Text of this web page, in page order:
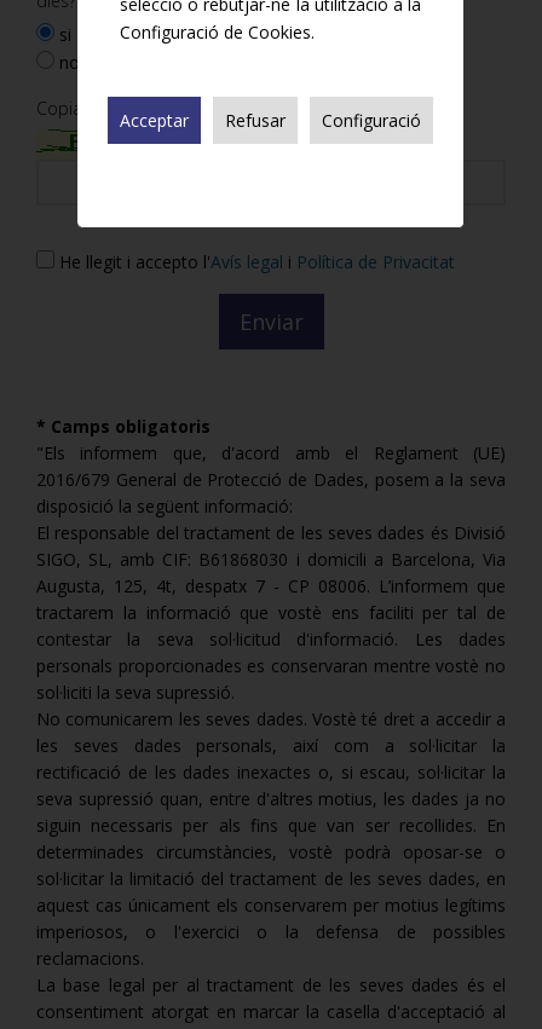
si
no
Copia el codi de seguretat
He llegit i accepto l'Avís legal i Política de Privacitat
* Camps obligatoris
"Els informem que, d'acord amb el Reglament (UE)
2016/679 General de Protecció de Dades, posem a la seva
disposició la següent informació:
El responsable del tractament de les seves dades és Divisió
SIGO, SL, amb CIF: B61868030 i domicili a Barcelona, Via
Augusta, 125, 4t, despatx 7 - CP 08006. L’informem que
tractarem la informació que vostè ens faciliti per tal de
contestar la seva sol·licitud d'informació. Les dades
personals proporcionades es conservaran mentre vostè no
sol·liciti la seva supressió.
No comunicarem les seves dades. Vostè té dret a accedir a
les seves dades personals, així com a sol·licitar la
rectificació de les dades inexactes o, si escau, sol·licitar la
seva supressió quan, entre d'altres motius, les dades ja no
siguin necessaris per als fins que van ser recollides. En
determinades circumstàncies, vostè podrà oposar-se o
sol·licitar la limitació del tractament de les seves dades, en
aquest cas únicament els conservarem per motius legítims
imperiosos, o l'exercici o la defensa de possibles
reclamacions.
La base legal per al tractament de les seves dades és el
consentiment atorgat en marcar la casella d'acceptació al
Configuració de Cookies.
Acceptar Refusar Configuració